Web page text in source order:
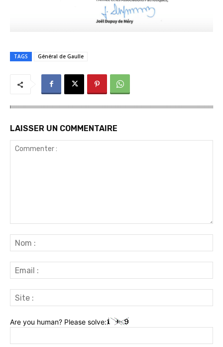
TAGS Général de Gaulle
LAISSER UN COMMENTAIRE
:
:
:
Are you human? Please solve: